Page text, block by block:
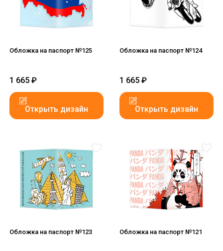
Обложка на паспорт №125
1 665 ₽
Открыть дизайн
Обложка на паспорт №124
1 665 ₽
Открыть дизайн
Обложка на паспорт №123 Обложка на паспорт №121